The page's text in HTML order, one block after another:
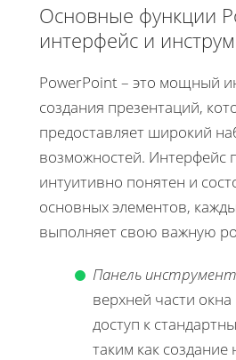
Основные функции
интерфейс и
PowerPoint – это мощный
создания презентаций,
предоставляет широкий
возможностей. Интерфейс
интуитивно понятен и
основных элементов,
выполняет свою важную
Панель
верхней части
доступ к
таким как создание